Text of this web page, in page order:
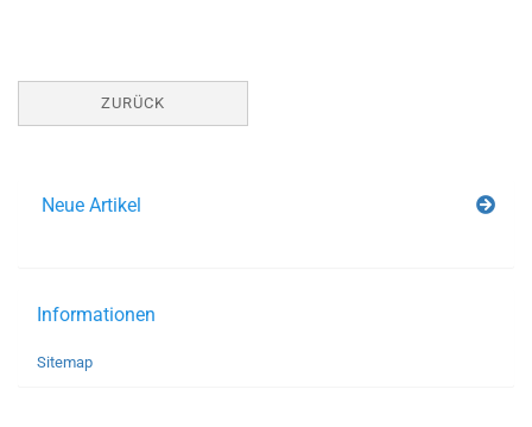
ZURÜCK
Neue Artikel
Informationen
Sitemap